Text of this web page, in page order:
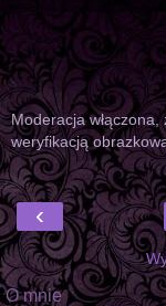
Moderacja
weryfikacją
‹
O mnie